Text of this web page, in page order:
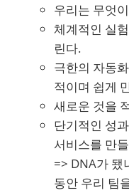
우리는 무엇
체계적인 실
린다.
극한의 자동
적이며 쉽게
새로운 것을
단기적인 성
서비스를 만
=> DNA가 됐
동안 우리 팀